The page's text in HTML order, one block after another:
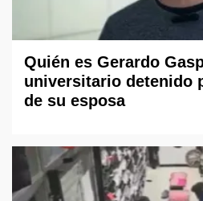
Quién es Gerardo
universitario detenido
de su esposa